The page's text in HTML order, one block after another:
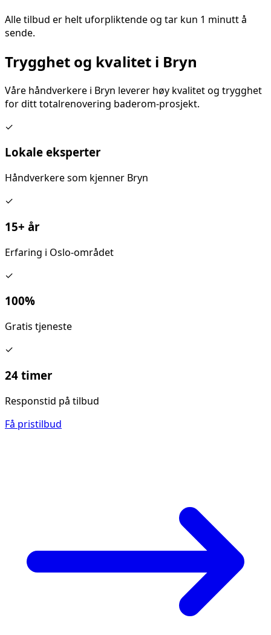
Alle tilbud er helt uforpliktende og tar kun 1 minutt å
sende.
Trygghet og kvalitet i Bryn
Våre håndverkere i Bryn leverer høy kvalitet og trygghet
for ditttotalrenovering baderom-prosjekt.
✓
Lokale eksperter
Håndverkere som kjenner Bryn
✓
15+ år
Erfaring i Oslo-området
✓
100%
Gratis tjeneste
✓
24 timer
Responstid på tilbud
Få pristilbud